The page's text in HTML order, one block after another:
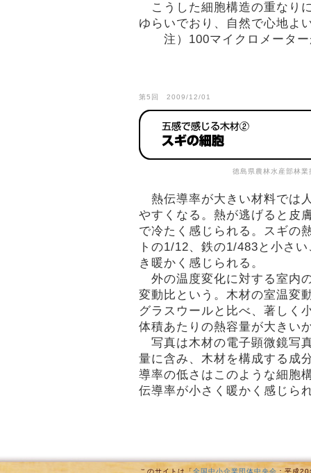
こうした細胞構造の重なり
ゆらいでおり、自然で心地よ
注）100マイクロメーター
第5回 2009/12/01
徳島県農林水産部林
熱伝導率が大きい材料では
やすくなる。熱が逃げると皮
で冷たく感じられる。スギの
トの1/12、鉄の1/483と小さ
き暖かく感じられる。
外の温度変化に対する室内
変動比という。木材の室温変
グラスウールと比べ、著しく
体積あたりの熱容量が大きい
写真は木材の電子顕微鏡写
量に含み、木材を構成する成
導率の低さはこのような細胞
伝導率が小さく暖かく感じら
このサイトは「全国中小企業団体中央会 ：平成